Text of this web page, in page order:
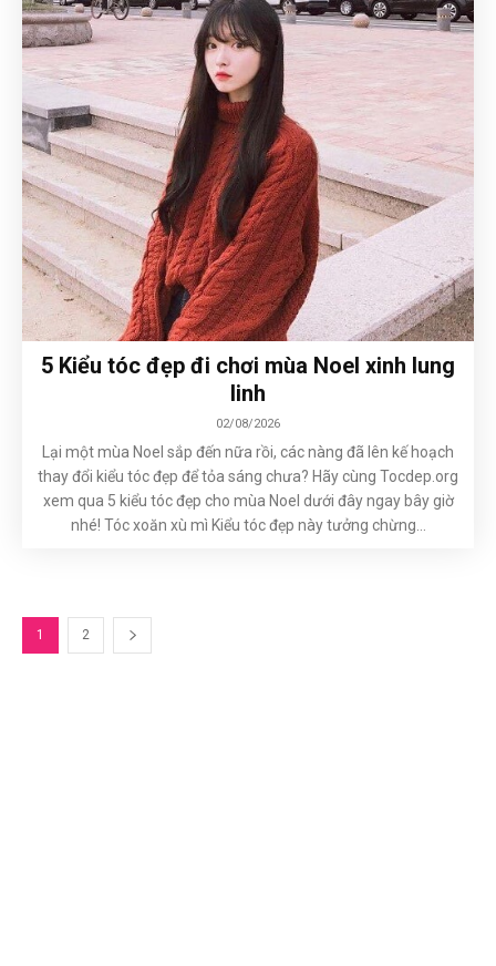
5 Kiểu tóc đẹp đi chơi mùa Noel xinh lung
linh
02/08/2026
Lại một mùa Noel sắp đến nữa rồi, các nàng đã lên kế hoạch
thay đổi kiểu tóc đẹp để tỏa sáng chưa? Hãy cùng Tocdep.org
xem qua 5 kiểu tóc đẹp cho mùa Noel dưới đây ngay bây giờ
nhé! Tóc xoăn xù mì Kiểu tóc đẹp này tưởng chừng...
1 2